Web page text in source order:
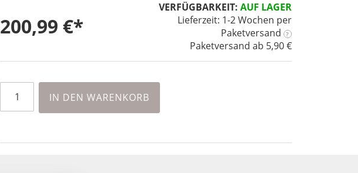
VERFÜGBARKEIT: AUF LAGER
Lieferzeit: 1-2 Wochen per
Paketversand
?
Paketversand ab 5,90 €
200,99 €
IN DEN WARENKORB